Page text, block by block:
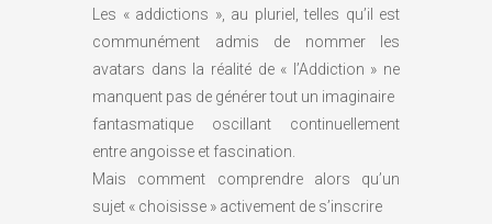
Les « addictions », au pluriel, telles qu’il est
communément admis de nommer les
avatars dans la réalité de « l’Addiction » ne
manquent pas de générer tout un imaginaire
fantasmatique oscillant continuellement
entre angoisse et fascination.
Mais comment comprendre alors qu’un
sujet « choisisse » activement de s’inscrire